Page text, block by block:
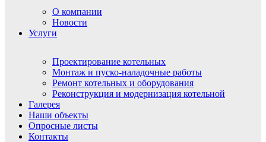
О компании
Новости
Услуги
Проектирование котельных
Монтаж и пуско-наладочные работы
Ремонт котельных и оборудования
Реконструкция и модернизация котельной
Галерея
Наши объекты
Опросные листы
Контакты